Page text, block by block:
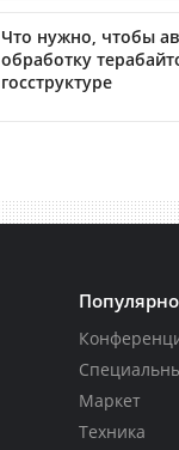
Что нужно, чтобы
обработку
госструктуре
Маркет
Техника